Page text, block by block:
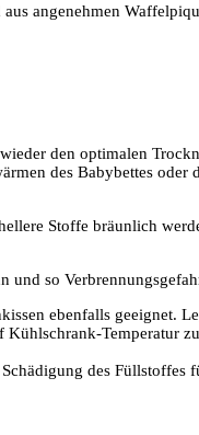
angenehmen
den optimalen
des Babybettes
Stoffe bräunlich
und so
ebenfalls geeignet.
Kühlschrank-Temperatur
des Füllstoffes